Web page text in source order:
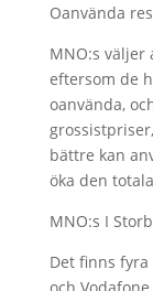
Oanvända
MNO:s väljer
eftersom de
oanvända,
bättre kan
öka den
MNO:s I
Det finns fyra